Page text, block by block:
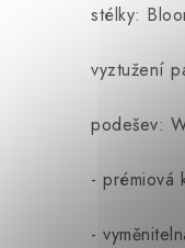
stélky:
vyztužení
podešev:
- prémiová
-